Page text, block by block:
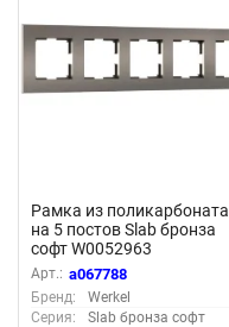
Рамка из поликарбоната
на 5 постов Slab бронза
софт W0052963
Арт.: a067788
Бренд:
Werkel
Серия:
Slab бронза софт